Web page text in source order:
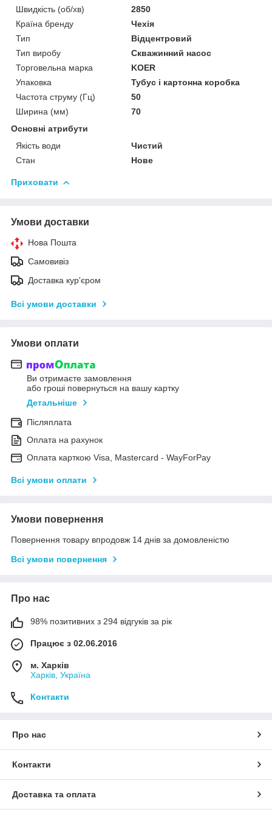
Швидкість (об/хв)
2850
Країна бренду
Чехія
Тип
Відцентровий
Тип виробу
Скважинний насос
Торговельна марка
KOER
Упаковка
Тубус і картонна коробка
Частота струму (Гц)
50
Ширина (мм)
70
Основні атрибути
Якість води
Чистий
Стан
Нове
Приховати
Умови доставки
Нова Пошта
Самовивіз
Доставка кур'єром
Всі умови доставки
Умови оплати
Ви отримаєте замовлення
або гроші повернуться на вашу картку
Детальніше
Післяплата
Оплата на рахунок
Оплата карткою Visa, Mastercard - WayForPay
Всі умови оплати
Умови повернення
Повернення товару впродовж 14 днів за домовленістю
Всі умови повернення
Про нас
98% позитивних з 294 відгуків за рік
Працює з 02.06.2016
м. Харків
Харків, Україна
Контакти
Про нас
Контакти
Доставка та оплата